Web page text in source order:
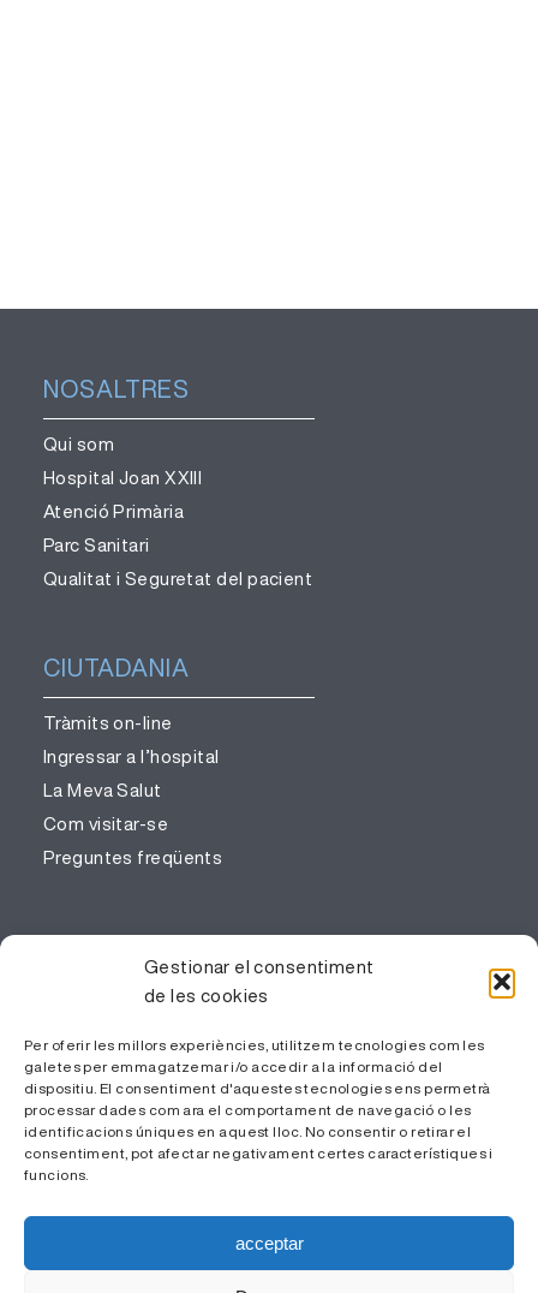
Gestionar el consentiment
de les cookies
Per oferir les millors experiències, utilitzem tecnologies com les
galetes per emmagatzemar i/o accedir a la informació del
dispositiu. El consentiment d'aquestes tecnologies ens permetrà
processar dades com ara el comportament de navegació o les
identificacions úniques en aquest lloc. No consentir o retirar el
consentiment, pot afectar negativament certes característiques i
funcions.
acceptar
NOSALTRES
Qui som
Hospital Joan XXIII
Atenció Primària
Parc Sanitari
Qualitat i Seguretat del pacient
CIUTADANIA
Tràmits on-line
Ingressar a l’hospital
La Meva Salut
Com visitar-se
Preguntes freqüents
Gestió del coneixement
Treballa amb nosaltres
Àrea Privada